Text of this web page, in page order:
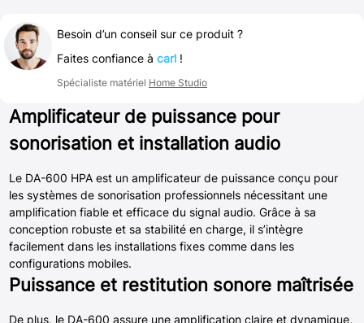
Besoin d’un conseil sur ce produit ?
Faites confiance à carl !
Spécialiste matériel Home Studio
Amplificateur de puissance pour
sonorisation et installation audio
Le DA-600 HPA est un amplificateur de puissance conçu pour
les systèmes de sonorisation professionnels nécessitant une
amplification fiable et efficace du signal audio. Grâce à sa
conception robuste et sa stabilité en charge, il s’intègre
facilement dans les installations fixes comme dans les
configurations mobiles.
Puissance et restitution sonore maîtrisée
De plus, le DA-600 assure une amplification claire et dynamique,